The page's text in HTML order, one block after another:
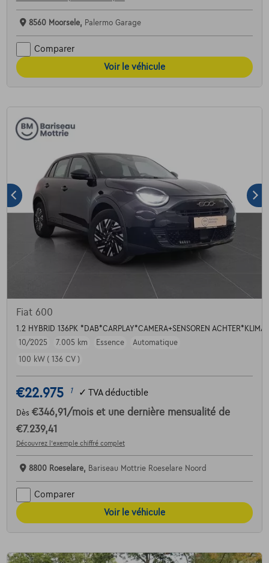
8560 Moorsele, Palermo Garage
Comparer
Voir le véhicule
Fiat 600
1.2 HYBRID 136PK *DAB*CARPLAY*CAMERA+SENSOREN
10/2025
7.005 km Essence
Automatique
100 kW ( 136 CV )
€22.975 1 ✓ TVA déductible
Dès €346,91 /mois et une dernière mensualité de
€7.239,41
Découvrez l’exemple chiffré complet
8800 Roeselare, Bariseau Mottrie Roeselare Noord
Comparer
Voir le véhicule